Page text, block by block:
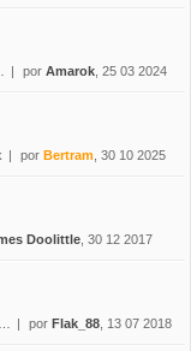
por Amarok , 25 03 2024
por Bertram , 30 10 2025
Doolittle , 30 12 2017
por Flak_88 , 13 07 2018